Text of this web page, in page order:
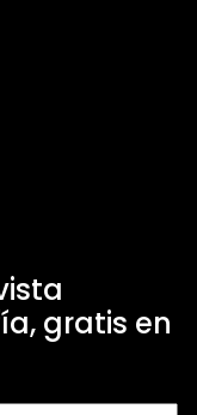
gratis en